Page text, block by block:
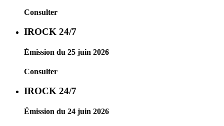
Consulter
IROCK 24/7
Émission du 25 juin 2026
Consulter
IROCK 24/7
Émission du 24 juin 2026